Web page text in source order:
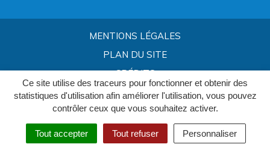
Ce site utilise des traceurs pour fonctionner et obtenir des
statistiques d'utilisation afin améliorer l'utilisation, vous pouvez
contrôler ceux que vous souhaitez activer.
Tout accepter Tout refuser Personnaliser
MENTIONS LÉGALES
PLAN DU SITE
CRÉDITS